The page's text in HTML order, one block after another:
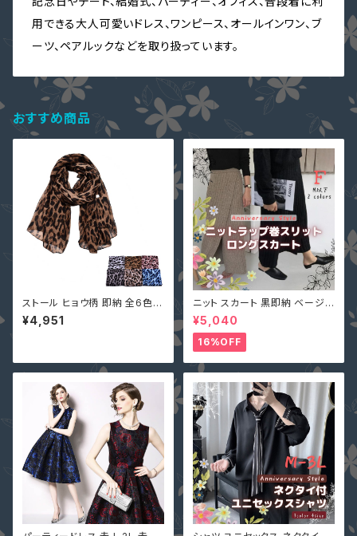
用できる大人可愛いドレス、ワンピース、オールインワン、ブ
ーツ、ペアルックなどを取り扱っています。
おすすめ商品
ストール ヒョウ柄 即納 全6色
豹柄 レオパード 大判 ビスコー
ス ショール マフラー スカーフ 9
¥4,951
ニット スカート 黒即納 ベージュ
フリー スリット ボトムス 個性的
美脚 ウエストゴム 90010426
ロングスカート リブ編み 巻きス
カート風 ラップ
¥5,040
16%OFF